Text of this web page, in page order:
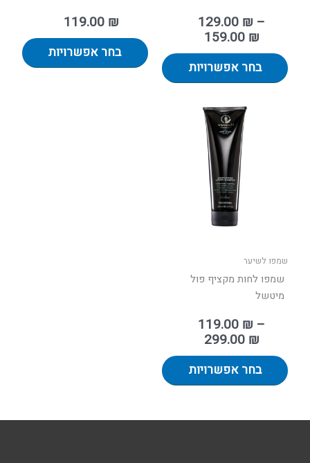
שמפו לשיער
שמפו לחות מקציף פול
מיטשל
119.00 ₪ –
299.00 ₪
בחר אפשרויות
119.00 ₪
בחר אפשרויות
129.00 ₪ –
159.00 ₪
בחר אפשרויות